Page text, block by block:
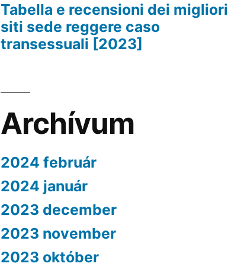
Tabella e recensioni dei migliori
siti sede reggere caso
transessuali [2023]
Archívum
2024 február
2024 január
2023 december
2023 november
2023 október